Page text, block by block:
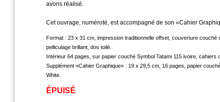
avons réalisé.
Cet ouvrage, numéroté, est accompagné de son «Cahier
Format : 23 x 31 cm, impression traditionnelle offset, couverture couché
pelliculage brillant, dos toilé.
Intérieur 64 pages, sur papier couché Symbol Tatami 115 ivoire, cahiers
Supplément «Cahier Graphique» : 19 x 29,5 cm, 16 pages, papier
White.
ÉPUISÉ